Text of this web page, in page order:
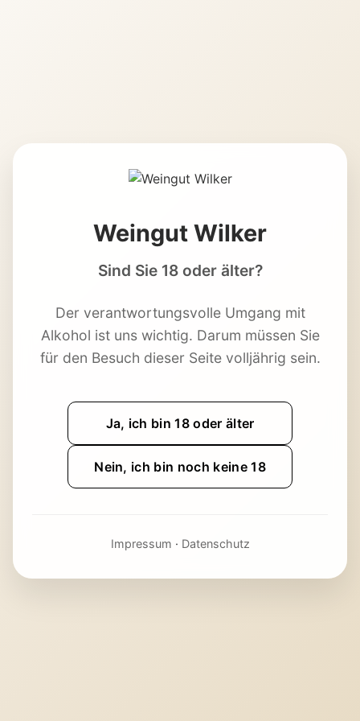
Weingut Wilker
Sind Sie 18 oder älter?
Der verantwortungsvolle Umgang mit
Alkohol ist uns wichtig. Darum müssen Sie
für den Besuch dieser Seite volljährig sein.
Ja, ich bin 18 oder älter
Nein, ich bin noch keine 18
Impressum · Datenschutz